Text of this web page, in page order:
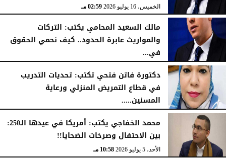
الخميس، 16 يوليو 2026 02:59 مـ
مالك السعيد المحامي يكتب: التركات
والمواريث عابرة الحدود.. كيف نحمي الحقوق
في...
الأحد، 12 يوليو 2026 06:50 مـ
دكتورة فاتن فتحي تكتب: تحديات التدريب
في قطاع التمريض المنزلي ورعاية
المسنين.....
السبت، 11 يوليو 2026 10:57 مـ
محمد الخفاجي يكتب: أمريكا في عيدها الـ250:
بين الاحتفال وصرخات الضحايا!!
الأحد، 5 يوليو 2026 10:58 مـ